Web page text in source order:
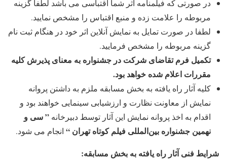
در صورتی که فیلم­نامه اثر شما اقتباسی می باشد لطفا گزینه
مربوطه را علامت زده و منبع اقتباس را مشخص نمایید.
لطفا در صورت تمایل به نمایش آنلاین اثر خود در هنگام ثبت نام
گزینه مربوطه را مشخص فرمایید.
تكمیل فرم تقاضای شركت در جشنواره به معنای پذیرش کلیه
مقررات اعلام شده خواهد بود.
کلیه آثار راه یافته به بخش مسابقه ملزم به داشتن پروانه
نمایش از معاونت نظارت و ارزشیابی سینمایی خواهند بود و
اقدام به اخذ پروانه نمایش این آثار توسط دبیرخانه ” سی و
نهمین جشنواره بین‌المللی فیلم کوتاه تهران “ انجام می شود.
شرایط فنی آثار راه یافته به بخش مسابقه: